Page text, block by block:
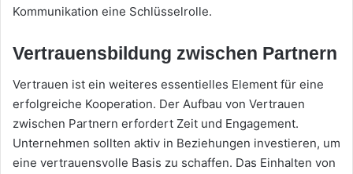
Kommunikation eine Schlüsselrolle.
Vertrauensbildung zwischen Partnern
Vertrauen ist ein weiteres essentielles Element für eine
erfolgreiche Kooperation. Der Aufbau von Vertrauen
zwischen Partnern erfordert Zeit und Engagement.
Unternehmen sollten aktiv in Beziehungen investieren, um
eine vertrauensvolle Basis zu schaffen. Das Einhalten von